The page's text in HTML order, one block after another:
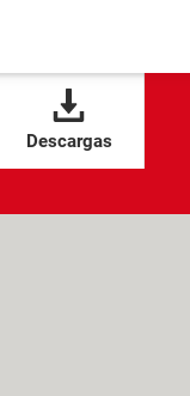
Descargas